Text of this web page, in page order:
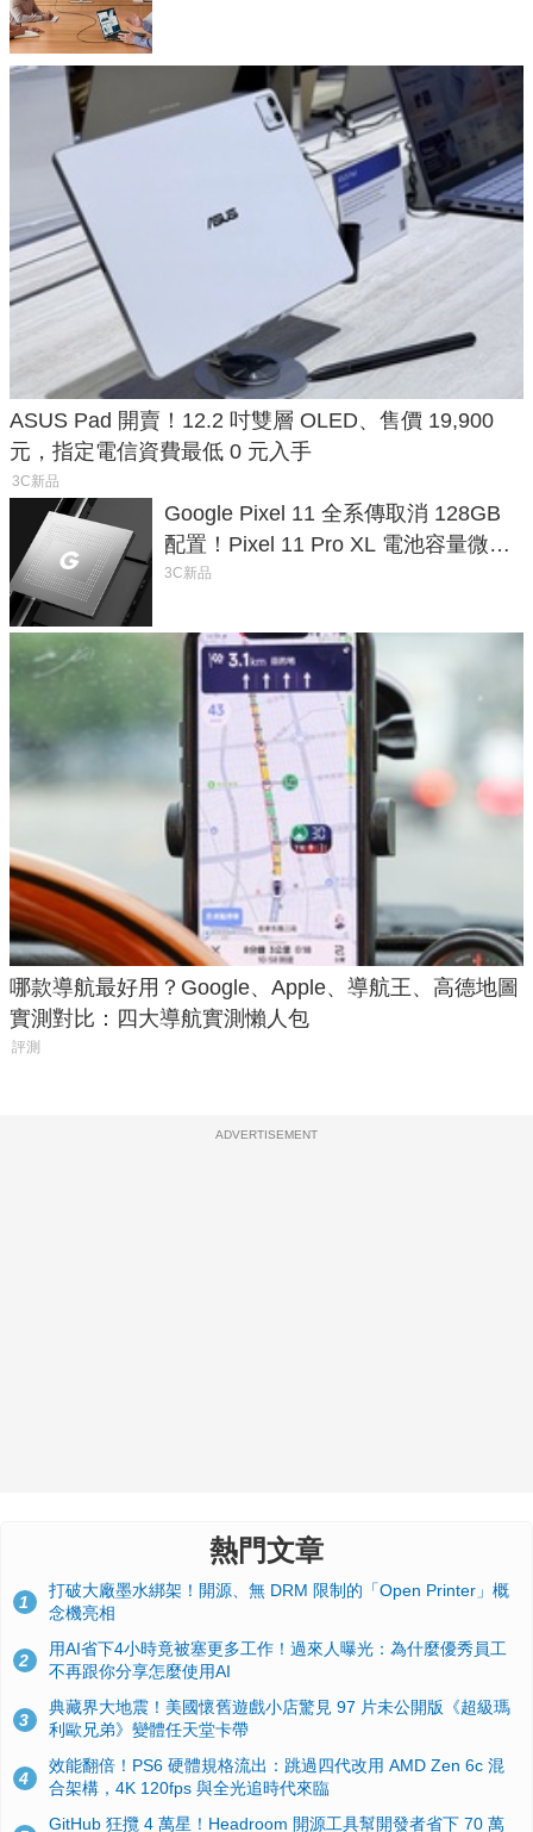
ASUS Pad 開賣！12.2 吋雙層 OLED、售價 19,900
元，指定電信資費最低 0 元入手
3C新品
Google Pixel 11 全系傳取消 128GB
配置！Pixel 11 Pro XL 電池容量微降
1.6%
3C新品
哪款導航最好用？Google、Apple、導航王、高德地圖
實測對比：四大導航實測懶人包
評測
ADVERTISEMENT
熱門文章
1
打破大廠墨水綁架！開源、無 DRM 限制的「Open Printer」概
念機亮相
2
用AI省下4小時竟被塞更多工作！過來人曝光：為什麼優秀員工
不再跟你分享怎麼使用AI
3
典藏界大地震！美國懷舊遊戲小店驚見 97 片未公開版《超級瑪
利歐兄弟》變體任天堂卡帶
4
效能翻倍！PS6 硬體規格流出：跳過四代改用 AMD Zen 6c 混
合架構，4K 120fps 與全光追時代來臨
GitHub 狂攬 4 萬星！Headroom 開源工具幫開發者省下 70 萬